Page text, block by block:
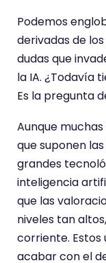
Podemos
derivadas de
dudas que
la IA. ¿Todavía
Es la pregunta
Aunque
que suponen
grandes
inteligencia
que las
niveles tan
corriente. Estos
acabar con el